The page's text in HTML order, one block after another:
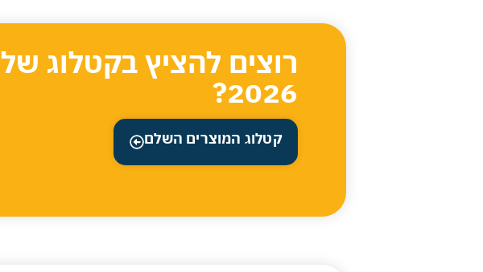
רוצים להציץ בקטלוג של
2026?
קטלוג המוצרים השלם